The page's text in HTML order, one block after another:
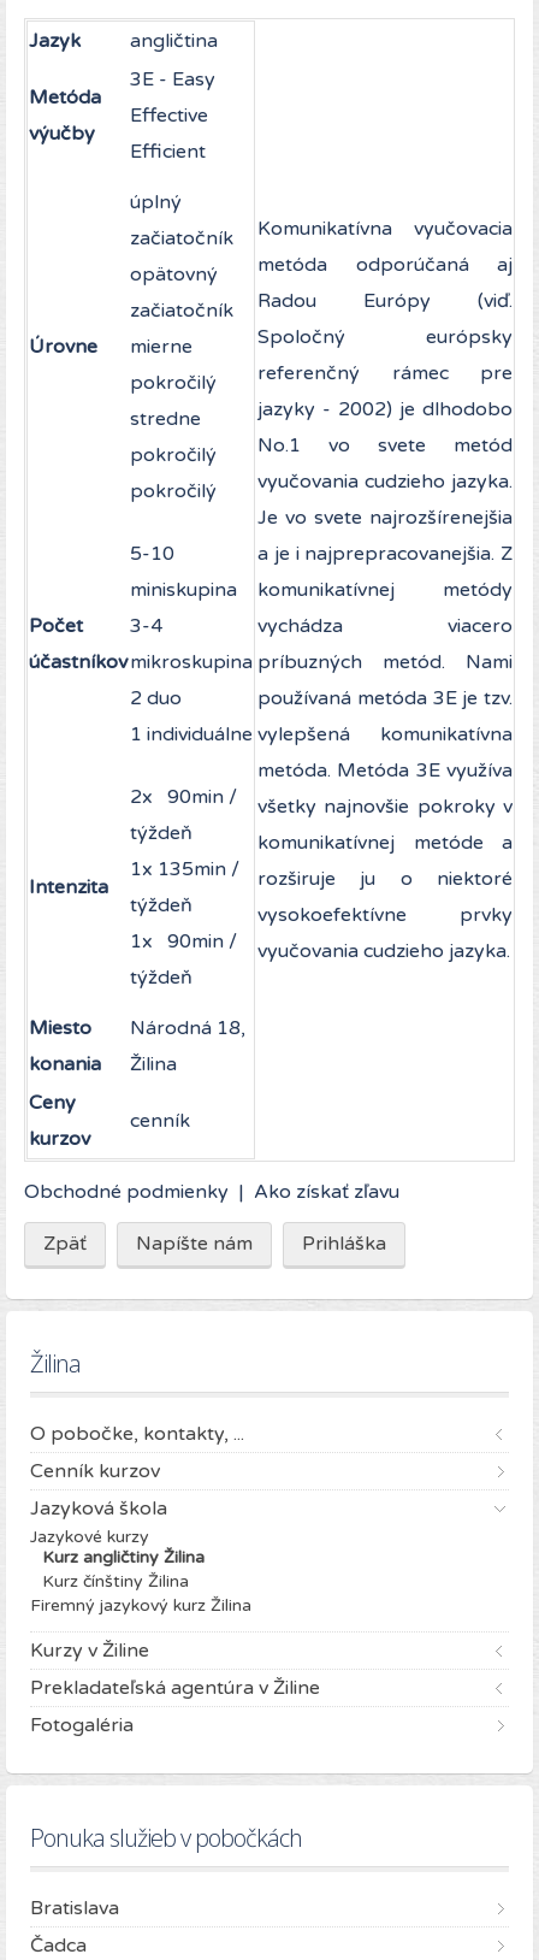
Jazyk angličtina
Metóda
výučby
3E - Easy
Effective
Efficient
Úrovne
úplný
začiatočník
opätovný
začiatočník
mierne
pokročilý
stredne
pokročilý
pokročilý
Počet
účastníkov
5-10
miniskupina
3-4
mikroskupina
2 duo
1 individuálne
Intenzita
2x 90min /
týždeň
1x 135min /
týždeň
1x 90min /
týždeň
Miesto
konania
Národná 18,
Žilina
Ceny
kurzov
cenník
Komunikatívna vyučovacia
metóda odporúčaná aj
Radou Európy (viď.
Spoločný európsky
referenčný rámec pre
jazyky - 2002) je dlhodobo
No.1 vo svete metód
vyučovania cudzieho jazyka.
Je vo svete najrozšírenejšia
a je i najprepracovanejšia. Z
komunikatívnej metódy
vychádza viacero
príbuzných metód. Nami
používaná metóda 3E je tzv.
vylepšená komunikatívna
metóda. Metóda 3E využíva
všetky najnovšie pokroky v
komunikatívnej metóde a
rozširuje ju o niektoré
vysokoefektívne prvky
vyučovania cudzieho jazyka.
Obchodné podmienky | Ako získať zľavu
Žilina
O pobočke, kontakty, ...
Cenník kurzov
Jazyková škola
Jazykové kurzy
Kurz angličtiny Žilina
Kurz čínštiny Žilina
Firemný jazykový kurz Žilina
Kurzy v Žiline
Prekladateľská agentúra v Žiline
Fotogaléria
Ponuka služieb v pobočkách
Bratislava
Čadca